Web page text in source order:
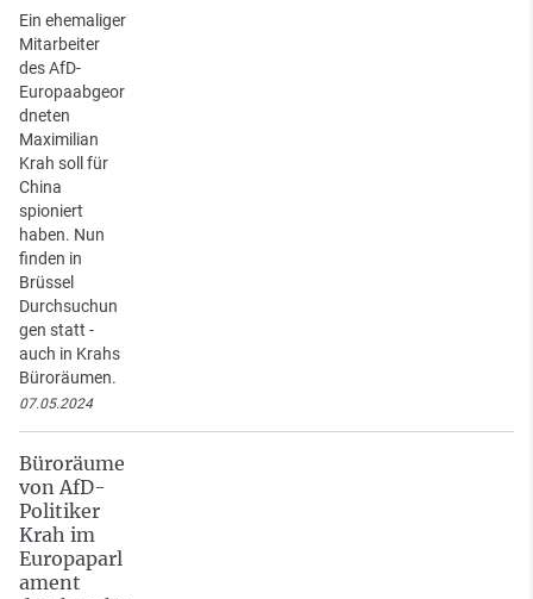
Ein ehemaliger
Mitarbeiter
des AfD-
Europaabgeor
dneten
Maximilian
Krah soll für
China
spioniert
haben. Nun
finden in
Brüssel
Durchsuchun
gen statt -
auch in Krahs
Büroräumen.
07.05.2024
Büroräume
von AfD-
Politiker
Krah im
Europaparl
ament